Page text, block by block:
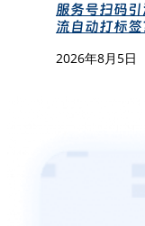
服务号扫码
流自动打标
2026年8月5日